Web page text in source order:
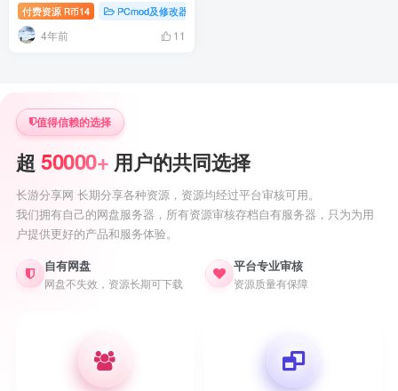
付费资源 R币14 PCmod及修改器
4年前 11
值得信赖的选择
超50000+ 用户的共同选择
长游分享网 长期分享各种资源，资源均经过平台审核可用。
我们拥有自己的网盘服务器，所有资源审核存档自有服务器，只为为用
户提供更好的产品和服务体验。
自有网盘
网盘不失效，资源长期可下载
平台专业审核
资源质量有保障